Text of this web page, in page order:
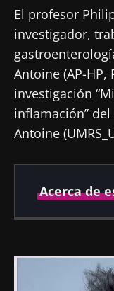
El profesor
investigador,
Antoine (AP-
investigación
inflamación”
Antoine
Acerca de
Autor
Imagen